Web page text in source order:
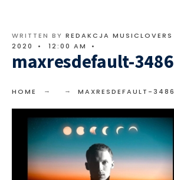
WRITTEN BY REDAKCJA MUSICLOVERS
2020
• 12:00 AM •
maxresdefault-3486
HOME MAXRESDEFAULT-3486